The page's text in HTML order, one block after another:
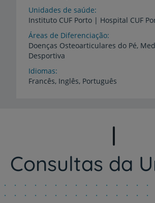
Unidades de saúde
Instituto CUF Porto | Hospital CUF
Áreas de Diferenciação
Doenças Osteoarticulares do Pé,
Desportiva
Idiomas
Francês, Inglês, Português
Consultas da